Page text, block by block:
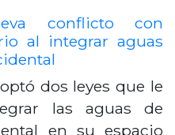
conflicto con
al integrar aguas
dos leyes que le
las aguas de
en su espacio